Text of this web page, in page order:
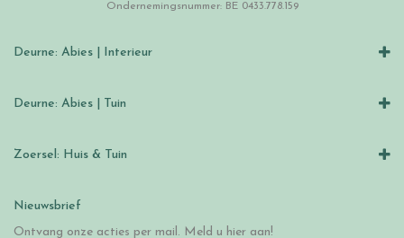
Ondernemingsnummer: BE 0433.778.159
Deurne: Abies | Interieur
Deurne: Abies | Tuin
Zoersel: Huis & Tuin
Nieuwsbrief
Ontvang onze acties per mail. Meld u hier aan!